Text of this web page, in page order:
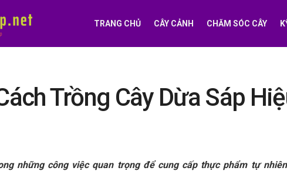
TRANG CHỦ CÂY CẢNH CHĂM SÓC CÂY
Trồng Cây Dừa Sáp
những công việc quan trọng để cung cấp thực phẩm tự